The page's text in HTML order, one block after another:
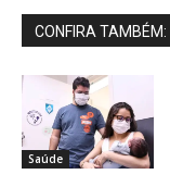
CONFIRA TAMBÉM:
Saúde